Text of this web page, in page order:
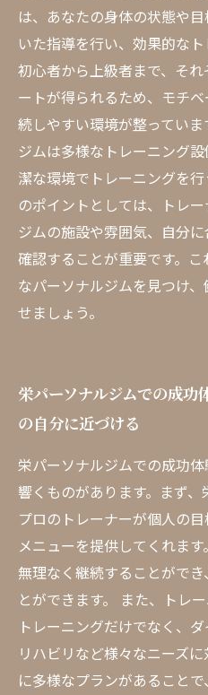
は、あなたの身体の状態や
いた指導を行い、効果的なト
初心者から上級者まで、そ
ートが得られるため、モチ
続しやすい環境が整ってい
ジムは多様なトレーニング
潔な環境でトレーニングを
のポイントとしては、トレー
ジムの施設や雰囲気、自分
確認することが重要です。
なパーソナルジムを見つけ
せましょう。
栄パーソナルジムでの成
の自分に近づける
栄パーソナルジムでの成功
響くものがあります。まず、
プロのトレーナーが個人の
メニューを提供してくれます
無理なく継続することがで
とができます。 また、トレ
トレーニングだけでなく、
リハビリなど様々なニーズ
に多様なプランがあること